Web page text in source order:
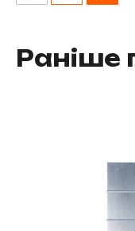
Раніше